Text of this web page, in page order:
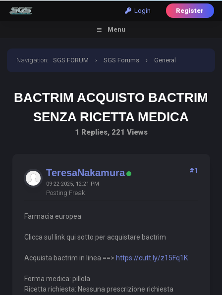
Login Register
Menu
Navigation:SGS FORUM › SGS Forums › General
BACTRIM ACQUISTO BACTRIM
SENZA RICETTA MEDICA
1 Replies, 221 Views
TeresaNakamura
09-22-2025, 12:21 PM
Posting Freak
#1
Farmacia europea
Clicca sul link qui sotto per acquistare bactrim
Acquista bactrim in linea ==> https://cutt.ly/z15Fq1K
Forma medica: pillola
Ricetta richiesta: Nessuna prescrizione richiesta